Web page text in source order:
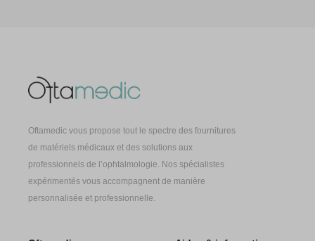
Oftamedic vous propose tout le spectre des fournitures
de matériels médicaux et des solutions aux
professionnels de l’ophtalmologie. Nos spécialistes
expérimentés vous accompagnent de manière
personnalisée et professionnelle.